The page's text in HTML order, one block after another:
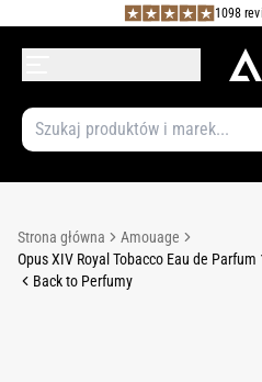
1098
Strona główna
Amouage
Opus XIV Royal Tobacco Eau de Parfum
Back to Perfumy